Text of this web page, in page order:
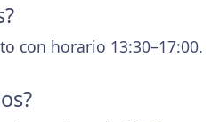
con horario 13:30–17:00.